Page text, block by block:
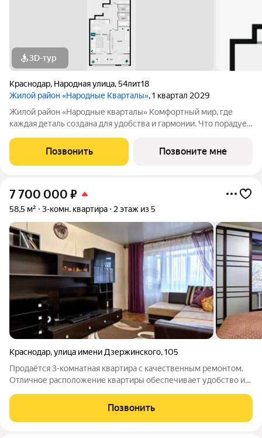
3D-тур
Краснодар, Народная улица,54лит18
Жилой район «Народные Кварталы», 1 квартал 2029
Жилой район «Народные кварталы» Комфортный мир, где
каждая деталь создана для удобства и гармонии. Что порадует
колясочными и велосипедными все для комфорта с первого
шага. Монолитно-кирпичная
Позвонить Позвоните мне
7 700 000 ₽
58,5 м² 3-комн. квартира 2 этаж из 5
Краснодар,улица имени Дзержинского,105
Продаётся 3-комнатная квартира с качественным ремонтом.
Отличное расположение квартиры обеспечивает удобство и
образовательные учреждения, что идеально подходит для
семей с детьми; - развитая инфраструктура
Позвонить